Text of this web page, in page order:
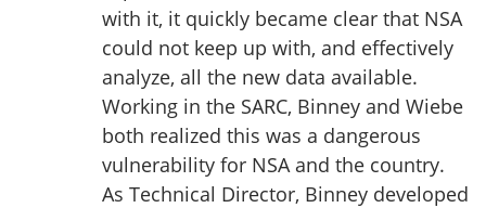
with it, it quickly became clear that NSA
could not keep up with, and effectively
analyze, all the new data available.
Working in the SARC, Binney and Wiebe
both realized this was a dangerous
vulnerability for NSA and the country.
As Technical Director, Binney developed